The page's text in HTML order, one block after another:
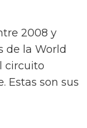
2008 y
de la World
circuito
Estas son sus